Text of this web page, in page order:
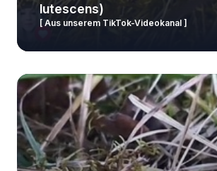
lutescens)
[ Aus unserem TikTok-Videokanal ]